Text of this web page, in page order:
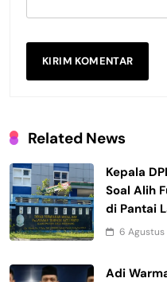
Related News
Kepala
Soal Alih
di Pantai
6 Agustus
Adi